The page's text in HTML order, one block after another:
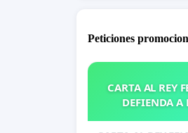
Peticiones
CARTA AL REY
DEFIENDA A